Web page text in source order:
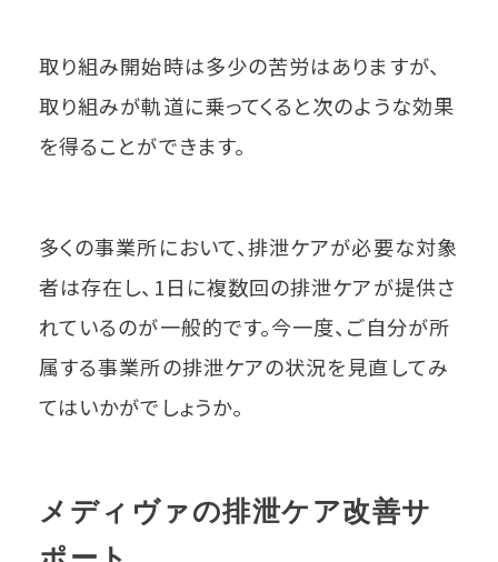
取り組み開始時は多少の苦労はありますが、
取り組みが軌道に乗ってくると次のような効果
を得ることができます。
多くの事業所において、排泄ケアが必要な対象
者は存在し、1日に複数回の排泄ケアが提供さ
れているのが一般的です。今一度、ご自分が所
属する事業所の排泄ケアの状況を見直してみ
てはいかがでしょうか。
メディヴァの排泄ケア改善サ